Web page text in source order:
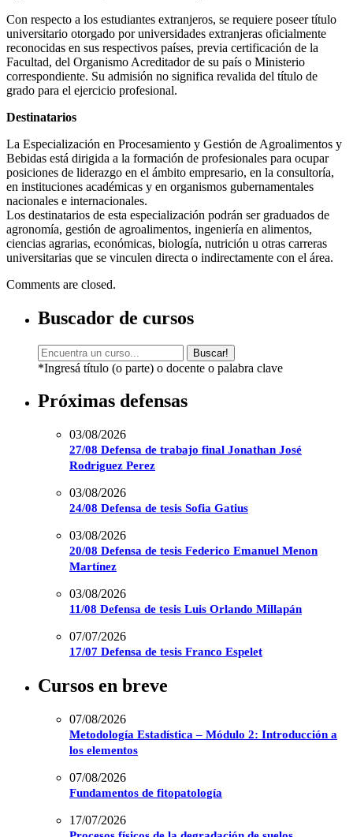
Con respecto a los estudiantes extranjeros, se requiere poseer título
universitario otorgado por universidades extranjeras oficialmente
reconocidas en sus respectivos países, previa certificación de la
Facultad, del Organismo Acreditador de su país o Ministerio
correspondiente. Su admisión no significa revalida del título de
grado para el ejercicio profesional.
Destinatarios
La Especialización en Procesamiento y Gestión de Agroalimentos y
Bebidas está dirigida a la formación de profesionales para ocupar
posiciones de liderazgo en el ámbito empresario, en la consultoría,
en instituciones académicas y en organismos gubernamentales
nacionales e internacionales.
Los destinatarios de esta especialización podrán ser graduados de
agronomía, gestión de agroalimentos, ingeniería en alimentos,
ciencias agrarias, económicas, biología, nutrición u otras carreras
universitarias que se vinculen directa o indirectamente con el área.
Comments are closed.
Buscador de cursos
Buscar!
*Ingresá título (o parte) o docente o palabra clave
Próximas defensas
03/08/2026
27/08 Defensa de trabajo final Jonathan José
Rodriguez Perez
03/08/2026
24/08 Defensa de tesis Sofia Gatius
03/08/2026
20/08 Defensa de tesis Federico Emanuel Menon
Martínez
03/08/2026
11/08 Defensa de tesis Luis Orlando Millapán
07/07/2026
17/07 Defensa de tesis Franco Espelet
Cursos en breve
07/08/2026
Metodología Estadística – Módulo 2: Introducción a
los elementos
07/08/2026
Fundamentos de fitopatología
17/07/2026